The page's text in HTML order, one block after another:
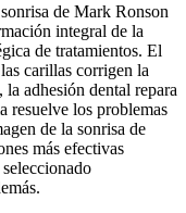
de Mark Ronson
integral de la
de tratamientos. El
carillas corrigen la
adhesión dental repara
resuelve los problemas
de la sonrisa de
más efectivas